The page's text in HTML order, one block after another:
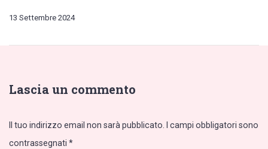
13 Settembre 2024
Lascia un commento
Il tuo indirizzo email non sarà pubblicato.
I campi obbligatori sono
contrassegnati *